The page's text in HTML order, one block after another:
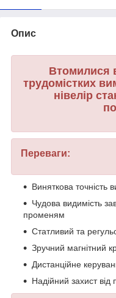
Опис
Втомилися
трудомістких
нівелір
Переваги:
Виняткова точність
Чудова видимість
променям
Статливий та
Зручний магнітний
Дистанційне
Надійний захист